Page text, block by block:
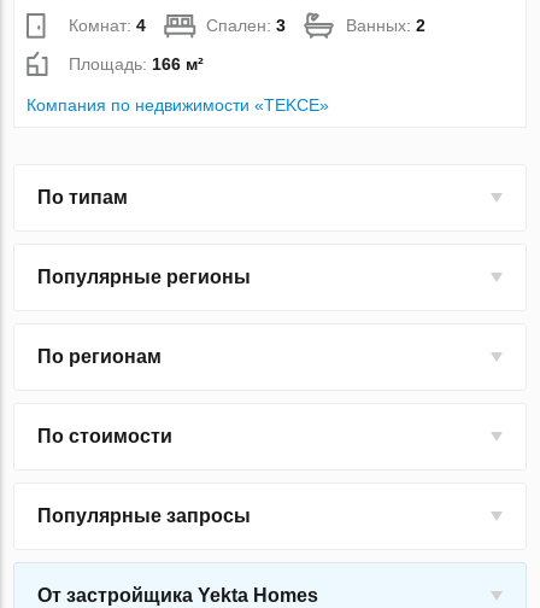
Комнат:4 Спален:3 Ванных:2
Площадь: 166 м²
Компания по недвижимости «TEKCE»
По типам
Популярные регионы
По регионам
По стоимости
Популярные запросы
От застройщика Yekta Homes